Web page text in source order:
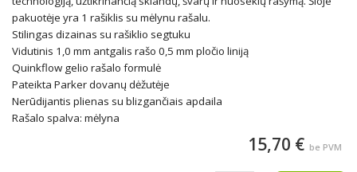
pakuotėje yra 1 rašiklis su mėlynu rašalu.
Stilingas dizainas su rašiklio segtuku
Vidutinis 1,0 mm antgalis rašo 0,5 mm pločio liniją
Quinkflow gelio rašalo formulė
Pateikta Parker dovanų dėžutėje
Nerūdijantis plienas su blizgančiais apdaila
Rašalo spalva: mėlyna
15,70 € be PVM